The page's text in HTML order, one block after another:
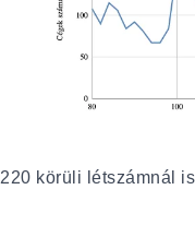
220 körüli létszámnál